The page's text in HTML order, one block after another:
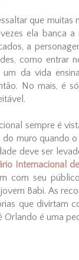
que muitas
ela banca
a
como entrar
um da vida
No mais, é
sempre é
muro quando
deve ser
Internacional
com seu
Babi. As
que divirtam
Orlando é uma